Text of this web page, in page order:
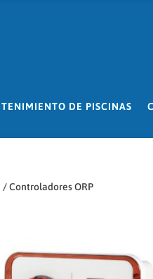
DE PISCINAS
/ Controladores ORP